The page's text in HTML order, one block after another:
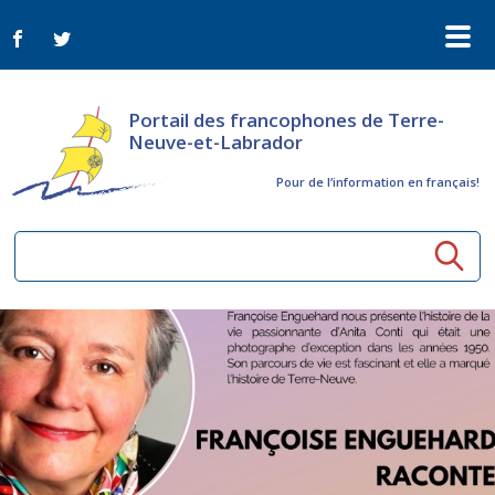
Portail des francophones de Terre-
Neuve-et-Labrador
Pour de l‘information en français!
Ressources communautaires
Aînés
Activités à distance
ConnectAînés
Arts et culture
Appels d'offres du secteur culturel
Plan de Développement Global
Organismes
Nouvelles
Bulletin Le FrancoTNL